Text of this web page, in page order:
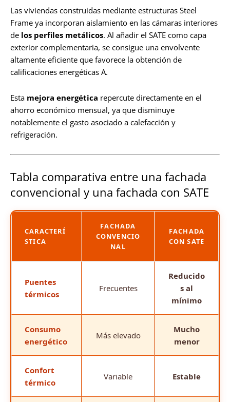
Las viviendas construidas mediante estructuras Steel
Frame ya incorporan aislamiento en las cámaras interiores
de los perfiles metálicos. Al añadir el SATE como capa
exterior complementaria, se consigue una envolvente
altamente eficiente que favorece la obtención de
calificaciones energéticas A.
Esta mejora energética repercute directamente en el
ahorro económico mensual, ya que disminuye
notablemente el gasto asociado a calefacción y
refrigeración.
Tabla comparativa entre una fachada
convencional y una fachada con SATE
CARACTERÍ
STICA
FACHADA
CONVENCIO
NAL
FACHADA
CON SATE
Puentes
térmicos
Frecuentes
Reducido
s al
mínimo
Consumo
energético
Más elevado
Mucho
menor
Confort
térmico
Variable Estable